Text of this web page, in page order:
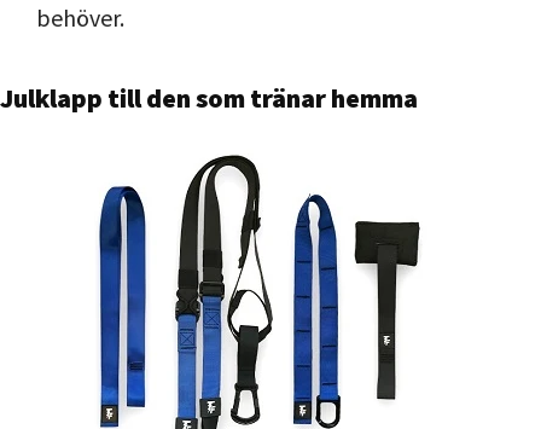
behöver.
Julklapp till den som tränar hemma